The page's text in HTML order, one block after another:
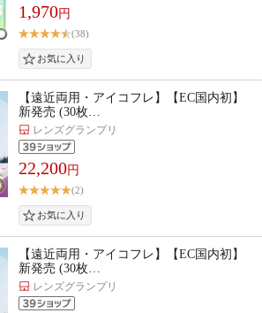
1,970円
(38)
【遠近両用・アイコフレ】【EC国内初】
新発売 (30枚…
レンズグランプリ
22,200円
(2)
【遠近両用・アイコフレ】【EC国内初】
新発売 (30枚…
レンズグランプリ